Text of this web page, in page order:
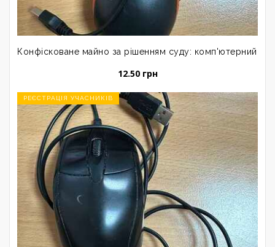
Конфісковане майно за рішенням суду: комп'ютерний
12.50 грн
РЕЄСТРАЦІЯ УЧАСНИКІВ